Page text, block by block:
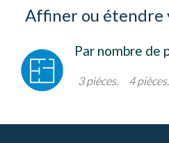
Affiner ou étendre
Par nombre de
3 pièces. 4 pièces.